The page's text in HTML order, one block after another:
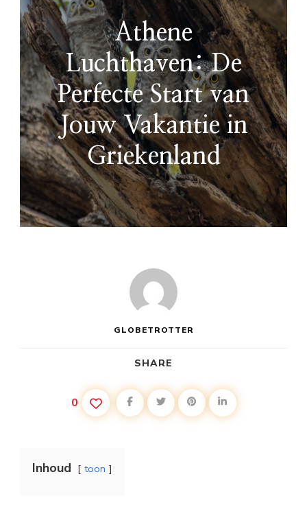
Athene
Luchthaven: De
Perfecte Start van
Jouw Vakantie in
Griekenland
GLOBETROTTER
SHARE
0
Inhoud toon